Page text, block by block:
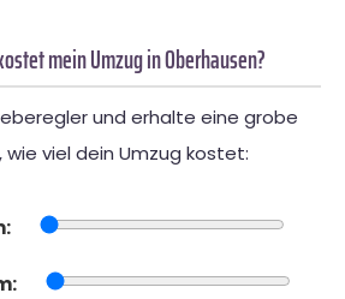
mein Umzug in Oberhausen?
und erhalte eine grobe
wie viel dein Umzug kostet: